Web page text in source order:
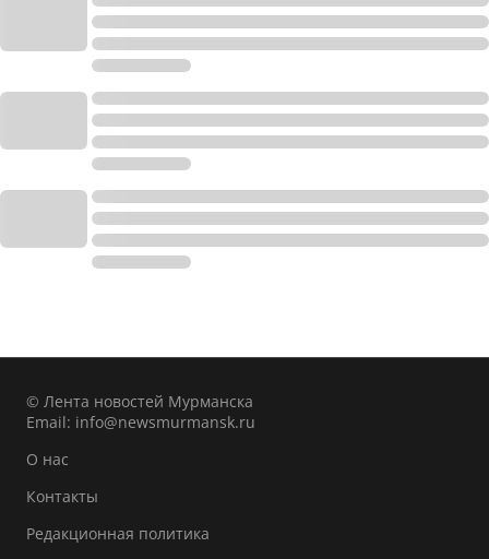
© Лента новостей Мурманска
Email: info@newsmurmansk.ru
О нас
Контакты
Редакционная политика